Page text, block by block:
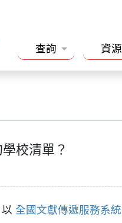
查詢 資源
校清單？
全國文獻傳遞服務系統